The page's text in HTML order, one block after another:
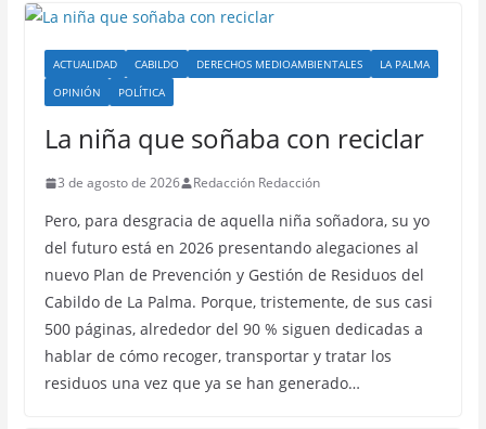
ACTUALIDAD CABILDO DERECHOS MEDIOAMBIENTALES
LA PALMA
OPINIÓN
POLÍTICA
La niña que soñaba con reciclar
3 de agosto de 2026 Redacción Redacción
Pero, para desgracia de aquella niña soñadora, su yo
del futuro está en 2026 presentando alegaciones al
nuevo Plan de Prevención y Gestión de Residuos del
Cabildo de La Palma. Porque, tristemente, de sus casi
500 páginas, alrededor del 90 % siguen dedicadas a
hablar de cómo recoger, transportar y tratar los
residuos una vez que ya se han generado…